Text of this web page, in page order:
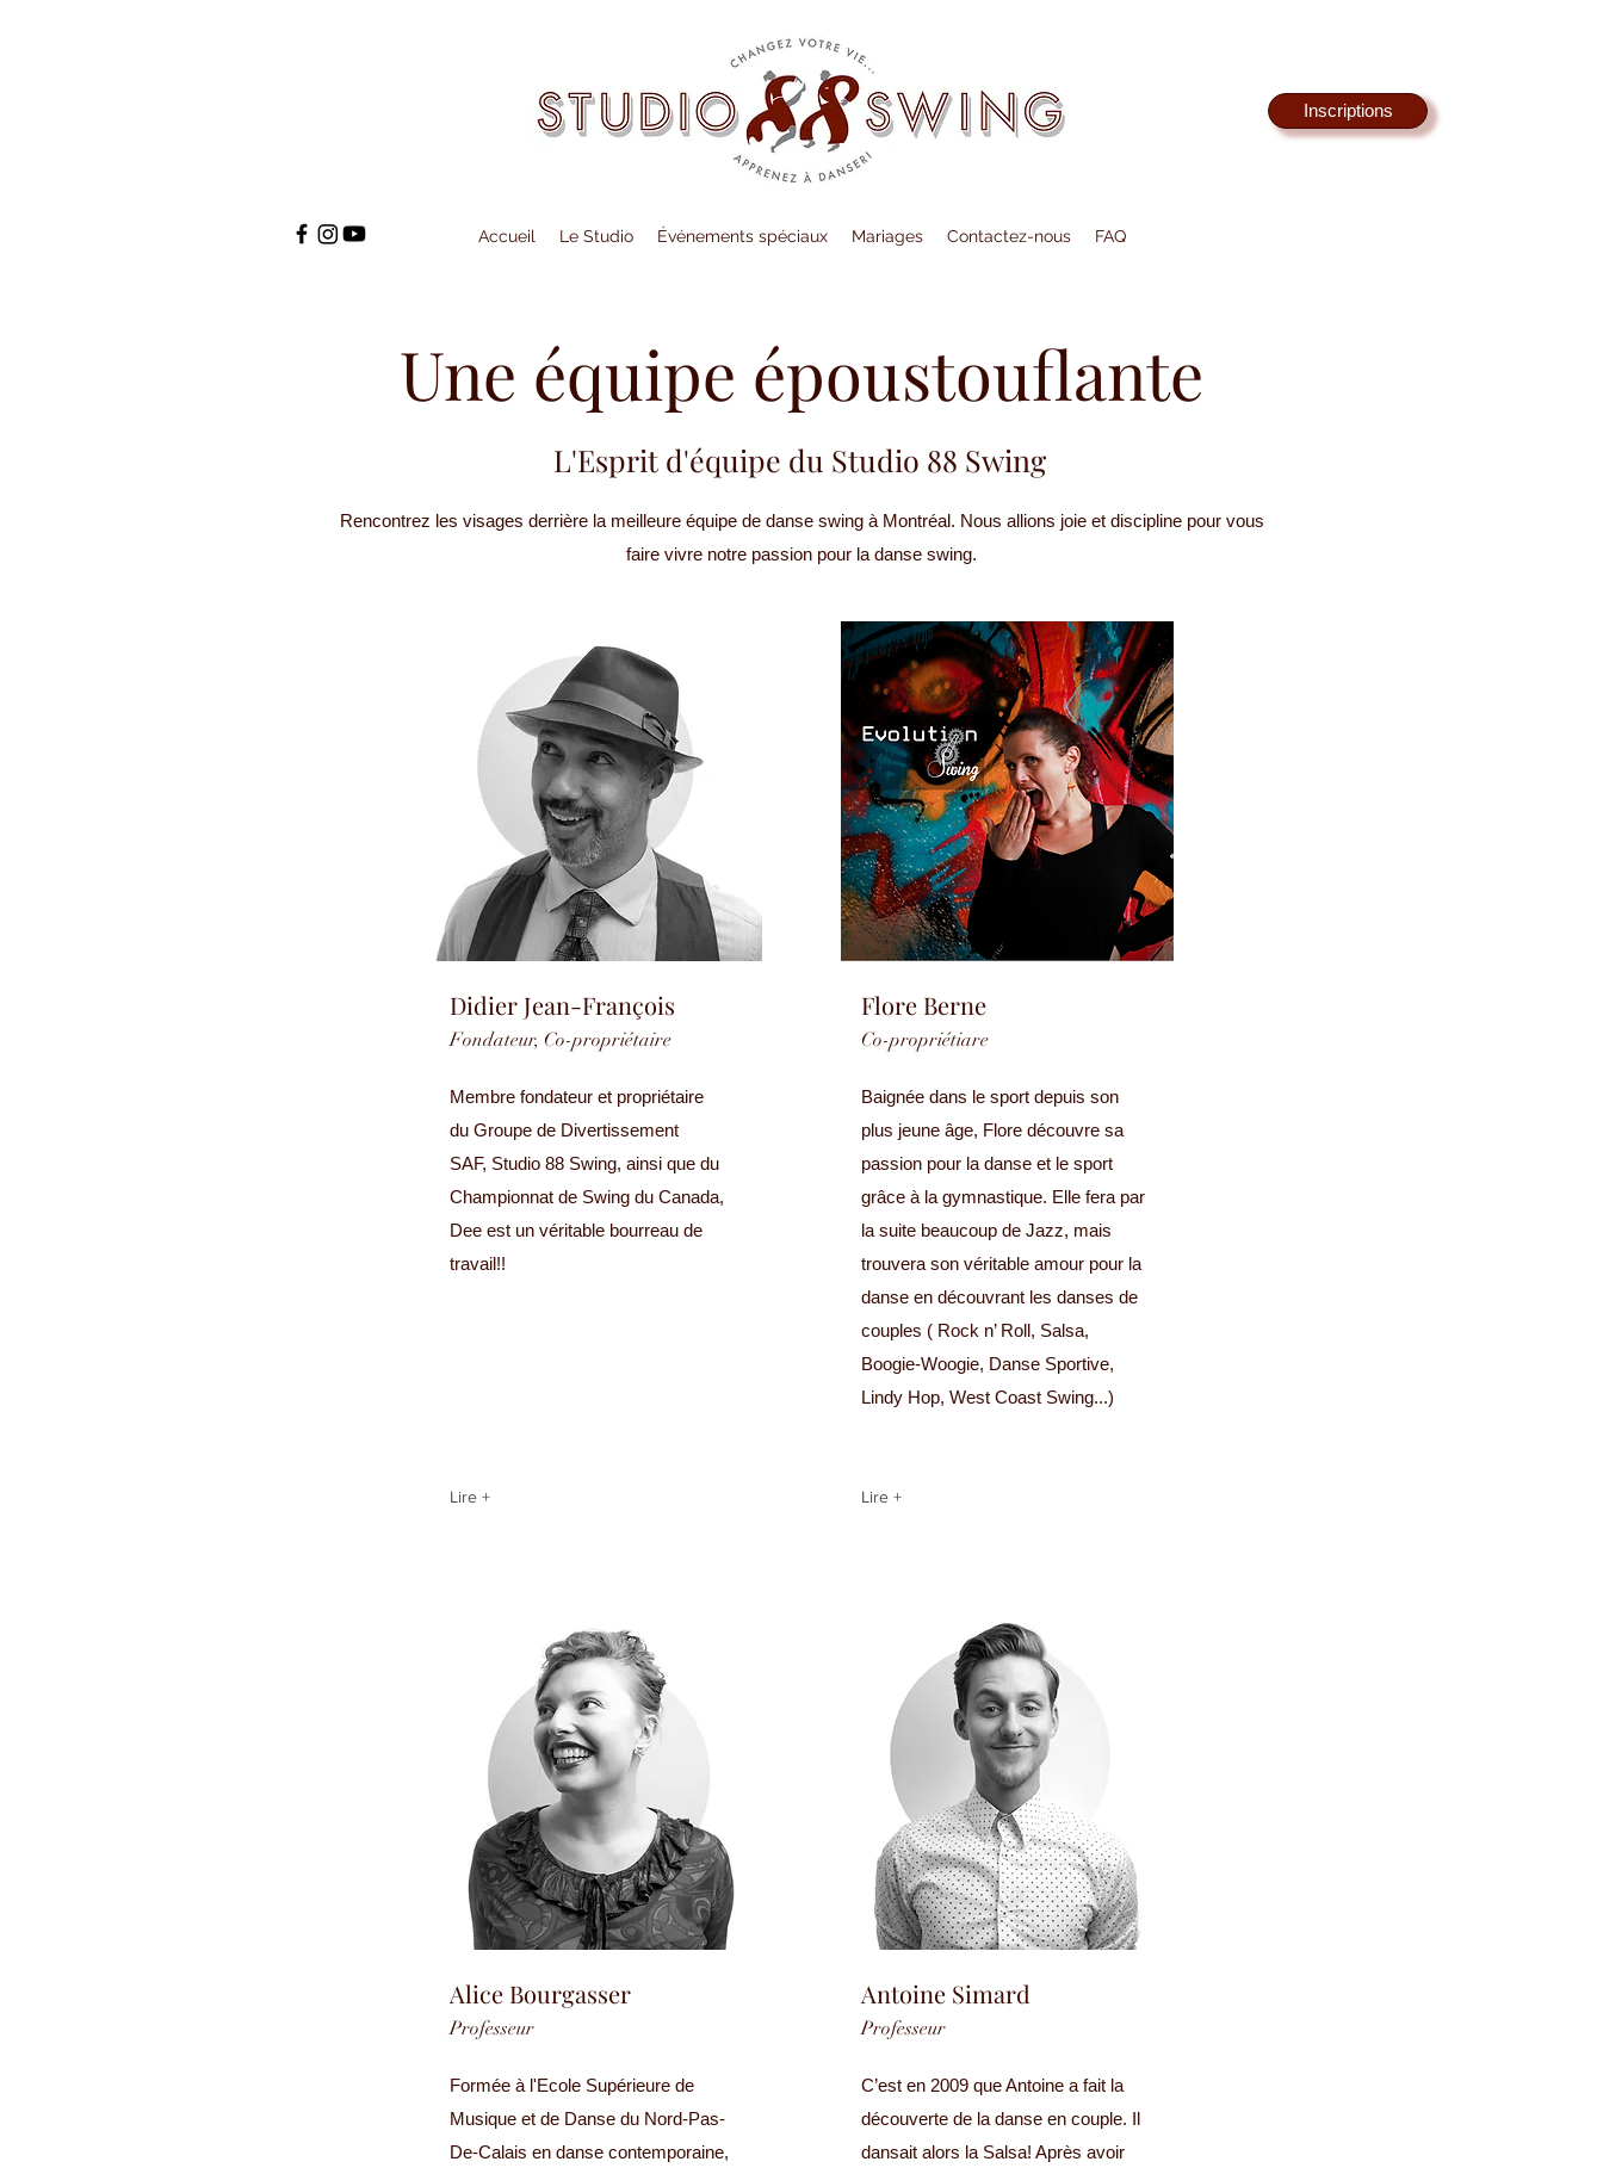
Inscriptions
Accueil Le Studio Événements spéciaux Mariages Contactez-nous FAQ
Une équipe époustouflante
L'Esprit d'équipe du Studio 88 Swing
Rencontrez les visages derrière la meilleure équipe de danse swing à Montréal. Nous allions joie et discipline pour vous
faire vivre notre passion pour la danse swing.
Didier Jean-François
Fondateur, Co-propriétaire
Membre fondateur et propriétaire
du Groupe de Divertissement
SAF, Studio 88 Swing, ainsi que du
Championnat de Swing du Canada,
Dee est un véritable bourreau de
travail!!
Lire +
Alice Bourgasser
Professeur
Formée à l'Ecole Supérieure de
Musique et de Danse du Nord-Pas-
De-Calais en danse contemporaine,
Flore Berne
Co-propriétiare
Baignée dans le sport depuis son
plus jeune âge, Flore découvre sa
passion pour la danse et le sport
grâce à la gymnastique. Elle fera par
la suite beaucoup de Jazz, mais
trouvera son véritable amour pour la
danse en découvrant les danses de
couples ( Rock n’ Roll, Salsa,
Boogie-Woogie, Danse Sportive,
Lindy Hop, West Coast Swing...)
Lire +
Antoine Simard
Professeur
C’est en 2009 que Antoine a fait la
découverte de la danse en couple. Il
dansait alors la Salsa! Après avoir